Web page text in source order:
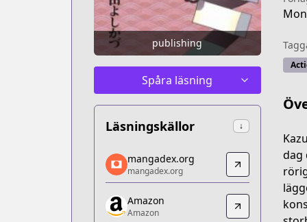
publishing
Spåra läsning
Läsningskällor ↓
mangadex.org
mangadex.org
https://mangadex.org/title/5b2cdbf6-
Amazon
mangadex.org
mangadex.org
Amazon
Amazon
dag